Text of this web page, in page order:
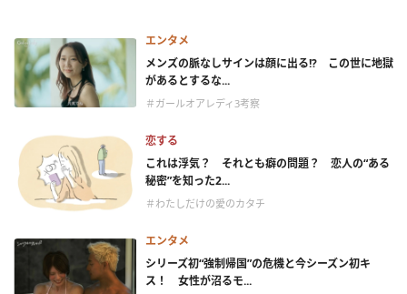
エンタメ
メンズの脈なしサインは顔に出る!? この世に地獄
があるとするな...
＃ガールオアレディ3考察
恋する
これは浮気？ それとも癖の問題？ 恋人の“ある
秘密”を知った2...
＃わたしだけの愛のカタチ
エンタメ
シリーズ初“強制帰国”の危機と今シーズン初キ
ス！ 女性が沼るモ...